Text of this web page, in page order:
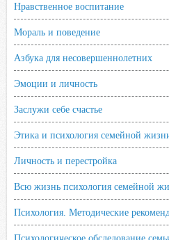
Нравственное воспитание
Мораль и поведение
Азбука для несовершеннолетних
Эмоции и личность
Заслужи себе счастье
Этика и психология семейной
Личность и перестройка
Всю жизнь психология семейной
Психология. Методические